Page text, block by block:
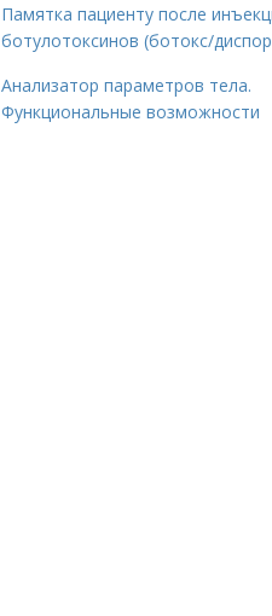
Памятка пациенту после
ботулотоксинов (ботокс/
Анализатор параметров тела.
Функциональные возможности